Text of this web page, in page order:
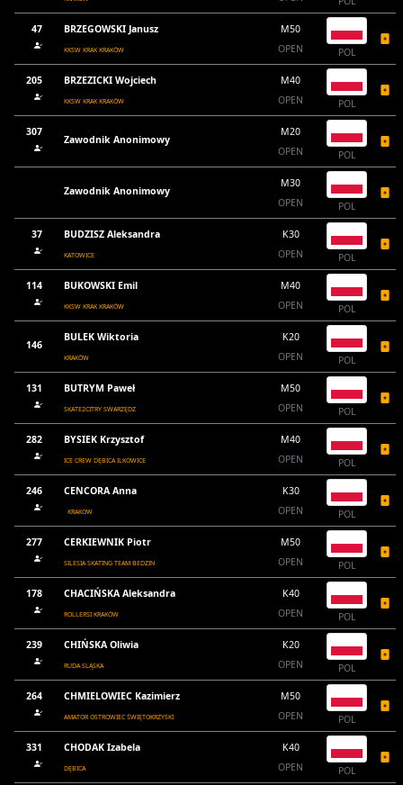
47 BRZEGOWSKI Janusz
KKSW KRAK KRAKÓW
M50
OPEN
POL
205 BRZEZICKI Wojciech
KKSW KRAK KRAKÓW
M40
OPEN
POL
307
Zawodnik Anonimowy
M20
OPEN
POL
Zawodnik Anonimowy
M30
OPEN
POL
37 BUDZISZ Aleksandra
KATOWICE
K30
OPEN
POL
114 BUKOWSKI Emil
KKSW KRAK KRAKÓW
M40
OPEN
POL
146
BULEK Wiktoria
KRAKÓW
K20
OPEN
POL
131 BUTRYM Paweł
SKATE2CITRY SWARZĘDZ
M50
OPEN
POL
282 BYSIEK Krzysztof
ICE CREW DĘBICA ILKOWICE
M40
OPEN
POL
246 CENCORA Anna
KRAKOW
K30
OPEN
POL
277 CERKIEWNIK Piotr
SILESIA SKATING TEAM BEDZIN
M50
OPEN
POL
178 CHACIŃSKA Aleksandra
ROLLERSI KRAKÓW
K40
OPEN
POL
239 CHIŃSKA Oliwia
RUDA SLĄSKA
K20
OPEN
POL
264 CHMIELOWIEC Kazimierz
AMATOR OSTROWIEC ŚWIĘTOKRZYSKI
M50
OPEN
POL
331 CHODAK Izabela
DĘBICA
K40
OPEN
POL